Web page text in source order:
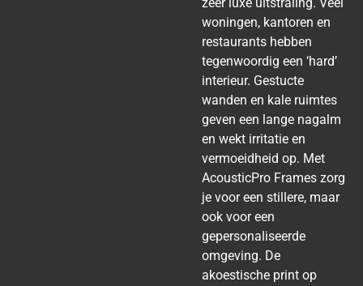
woningen, kantoren en
restaurants hebben
tegenwoordig een ‘hard’
interieur. Gestucte
wanden en kale ruimtes
geven een lange nagalm
en wekt irritatie en
vermoeidheid op. Met
AcousticPro Frames zorg
je voor een stillere, maar
ook voor een
gepersonaliseerde
omgeving. De
akoestische print op